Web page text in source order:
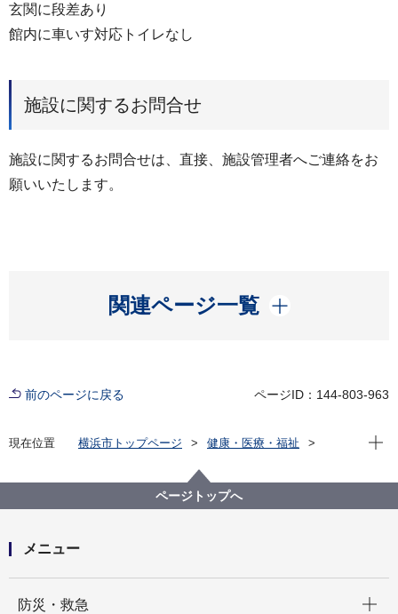
玄関に段差あり
館内に車いす対応トイレなし
施設に関するお問合せ
施設に関するお問合せは、直接、施設管理者へご連絡をお
願いいたします。
関連ページ一覧
開く
前のページに戻る ページID：144-803-963
現在位置 横浜市トップページ
健康・医療・福祉
市内公共施設等バリアフリー情報
大佛次郎記念館
現在
ページトップへ
メニュー
防災・救急